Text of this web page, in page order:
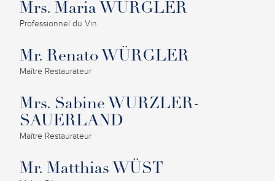
Mrs. Maria WÜRGLER
Professionnel du Vin
Mr. Renato WÜRGLER
Maître Restaurateur
Mrs. Sabine WURZLER-
SAUERLAND
Maître Restaurateur
Mr. Matthias WÜST